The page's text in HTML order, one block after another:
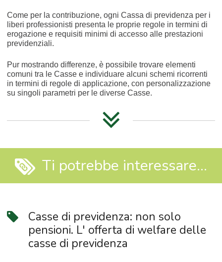
Come per la contribuzione, ogni Cassa di previdenza per i
liberi professionisti presenta le proprie regole in termini di
erogazione e requisiti minimi di accesso alle prestazioni
previdenziali.
Pur mostrando differenze, è possibile trovare elementi
comuni tra le Casse e individuare alcuni schemi ricorrenti
in termini di regole di applicazione, con personalizzazione
su singoli parametri per le diverse Casse.
Pensione di anzianità e vecchiaia
È l’assegno che viene corrisposto al libero
Ti potrebbe interessare...
Casse di previdenza: non solo
pensioni. L' offerta di welfare delle
casse di previdenza